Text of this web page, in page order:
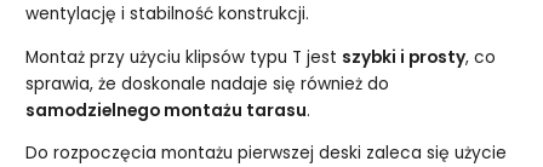
wentylację i stabilność konstrukcji.
Montaż przy użyciu klipsów typu T jest szybki i prosty, co
sprawia, że doskonale nadaje się również do
samodzielnego montażu tarasu.
Do rozpoczęcia montażu pierwszej deski zaleca się użycie